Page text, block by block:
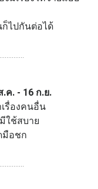
ก็ไปกันต่อได้
ค. - 16 ก.ย.
เรื่องคนอื่น
ใช้สบาย
มือชก